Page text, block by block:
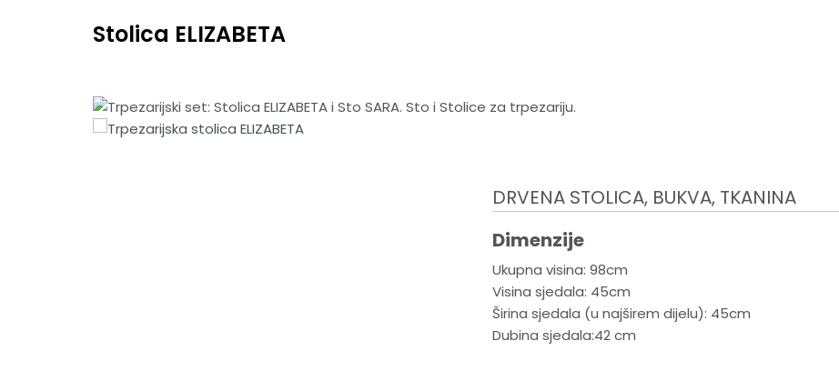
Stolica ELIZABETA
DRVENA STOLICA, BUKVA, TKANINA
Dimenzije
Ukupna visina: 98cm
Visina sjedala: 45cm
Širina sjedala (u najširem dijelu): 45cm
Dubina sjedala:42 cm